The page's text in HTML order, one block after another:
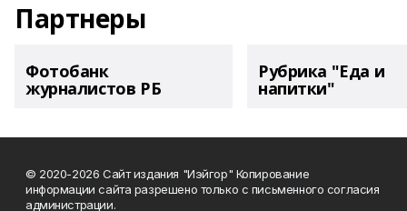
Партнеры
Фотобанк
журналистов РБ
Рубрика "Еда и
напитки"
© 2020-2026 Сайт издания "Иэйгор" Копирование
информации сайта разрешено только с письменного согласия
администрации.